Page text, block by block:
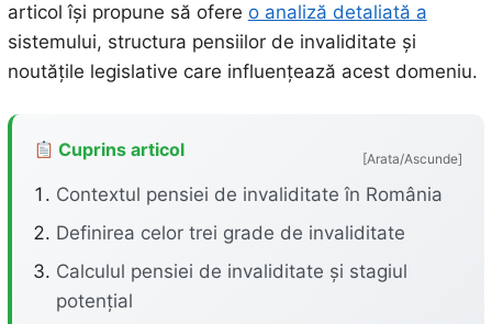
articol își propune să ofere o analiză detaliată a
sistemului, structura pensiilor de invaliditate și
noutățile legislative care influențează acest domeniu.
Cuprins articol [Arata/Ascunde]
Contextul pensiei de invaliditate în România
Definirea celor trei grade de invaliditate
Calculul pensiei de invaliditate și stagiul
potențial